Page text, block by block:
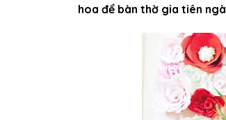
hoa để bàn thờ gia tiên